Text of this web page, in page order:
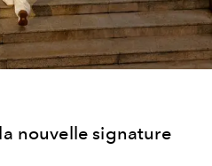
nouvelle signature